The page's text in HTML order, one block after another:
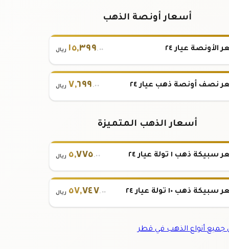
أسعار أونصة الذهب
الأونصة عيار ٢٤ ١٥,٣٩٩.٠٠ ريال
نصف أونصة ذهب عيار ٢٤ ٧,٦٩٩ .٠٠ ريال
أسعار الذهب المتميزة
ذهب ١ تولة عيار ٢٤ ٥,٧٧٥.٠٠ ريال
ذهب ١٠ تولة عيار ٢٤ ٥٧,٧٤٧.٠٠ ريال
أنواع الذهب في قطر